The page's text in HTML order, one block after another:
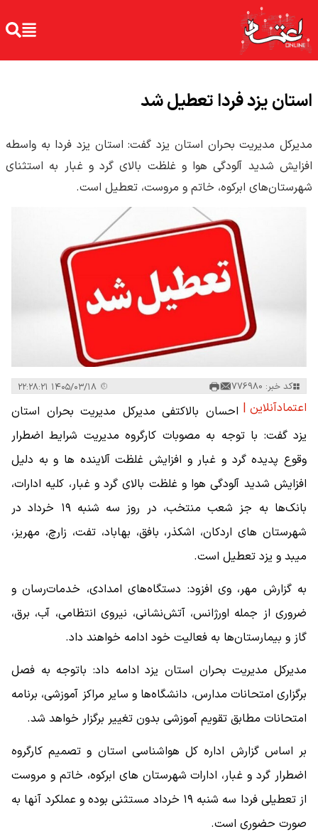
استان یزد فردا تعطیل شد
مدیرکل مدیریت بحران استان یزد گفت: استان یزد فردا به واسطه
افزایش شدید آلودگی هوا و غلظت بالای گرد و غبار به استثنای
شهرستان‌های ابرکوه، خاتم و مروست، تعطیل است.
کد خبر: 776980
اعتمادآنلاین | احسان بالاکتفی مدیرکل مدیریت بحران استان
یزد گفت: با توجه به مصوبات کارگروه مدیریت شرایط اضطرار
وقوع پدیده گرد و غبار و افزایش غلظت آلاینده ها و به دلیل
افزایش شدید آلودگی هوا و غلظت بالای گرد و غبار، کلیه ادارات،
بانک‌ها به جز شعب منتخب، در روز سه شنبه ۱۹ خرداد در
شهرستان های اردکان، اشکذر، بافق، بهاباد، تفت، زارچ، مهریز،
میبد و یزد تعطیل است.
به گزارش مهر، وی افزود: دستگاه‌های امدادی، خدمات‌رسان و
ضروری از جمله اورژانس، آتش‌نشانی، نیروی انتظامی، آب، برق،
گاز و بیمارستان‌ها به فعالیت خود ادامه خواهند داد.
مدیرکل مدیریت بحران استان یزد ادامه داد: باتوجه به فصل
برگزاری امتحانات مدارس، دانشگاه‌ها و سایر مراکز آموزشی، برنامه
امتحانات مطابق تقویم آموزشی بدون تغییر برگزار خواهد شد.
بر اساس گزارش اداره کل هواشناسی استان و تصمیم کارگروه
اضطرار گرد و غبار، ادارات شهرستان های ابرکوه، خاتم و مروست
از تعطیلی فردا سه شنبه ۱۹ خرداد مستثنی بوده و عملکرد آنها به
صورت حضوری است.